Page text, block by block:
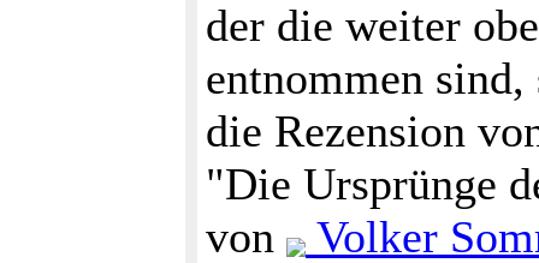
der die weiter
entnommen
die Rezension
"Die Ursprünge
von
Volker